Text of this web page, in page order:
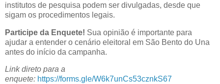
institutos de pesquisa podem ser divulgadas, desde que
sigam os procedimentos legais.
Participe da Enquete! Sua opinião é importante para
ajudar a entender o cenário eleitoral em São Bento do Una
antes do início da campanha.
Link direto para a
enquete: https://forms.gle/W6k7unCs53cznkS67